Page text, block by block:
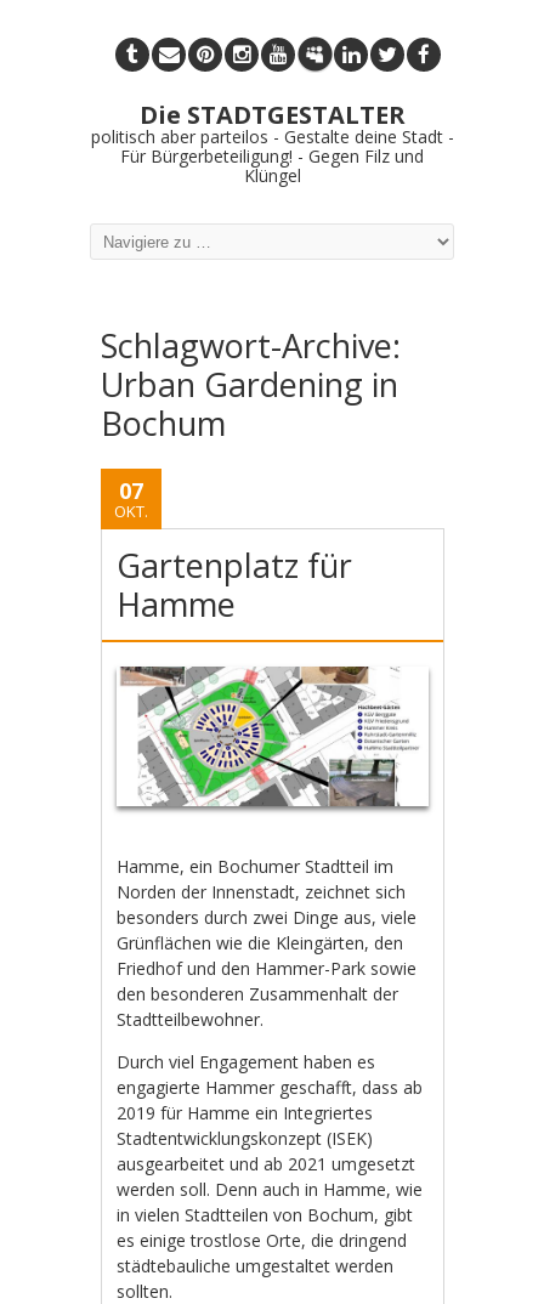
Die STADTGESTALTER
politisch aber parteilos - Gestalte deine Stadt -
Für Bürgerbeteiligung! - Gegen Filz und
Klüngel
Schlagwort-Archive:
Urban Gardening in
Bochum
07
OKT.
Gartenplatz für
Hamme
Hamme, ein Bochumer Stadtteil im
Norden der Innenstadt, zeichnet sich
besonders durch zwei Dinge aus, viele
Grünflächen wie die Kleingärten, den
Friedhof und den Hammer-Park sowie
den besonderen Zusammenhalt der
Stadtteilbewohner.
Durch viel Engagement haben es
engagierte Hammer geschafft, dass ab
2019 für Hamme ein Integriertes
Stadtentwicklungskonzept (ISEK)
ausgearbeitet und ab 2021 umgesetzt
werden soll. Denn auch in Hamme, wie
in vielen Stadtteilen von Bochum, gibt
es einige trostlose Orte, die dringend
städtebauliche umgestaltet werden
sollten.